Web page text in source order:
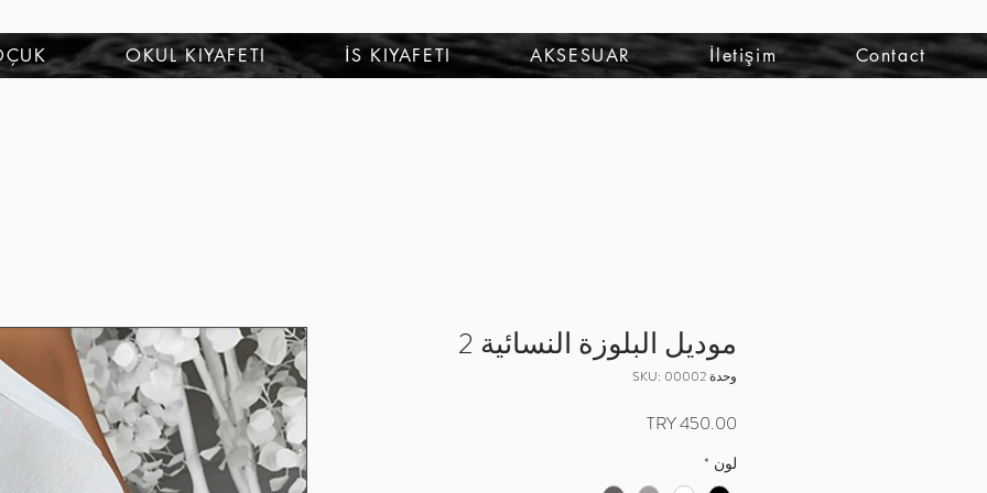
تسجيل الدخول OKUL KIYAFETI İS KIYAFETI AKSESUAR İletişim Contact
موديل البلوزة النسائية 2
وحدة SKU: 00002
السعر
لون *